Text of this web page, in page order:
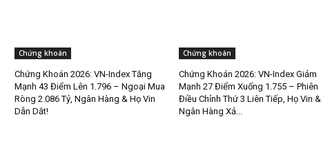
Chứng khoán
Chứng Khoán 2026: VN-Index Tăng
Mạnh 43 Điểm Lên 1.796 – Ngoại Mua
Ròng 2.086 Tỷ, Ngân Hàng & Họ Vin
Dẫn Dắt!
Chứng khoán
Chứng Khoán 2026: VN-Index Giảm
Mạnh 27 Điểm Xuống 1.755 – Phiên
Điều Chỉnh Thứ 3 Liên Tiếp, Họ Vin &
Ngân Hàng Xả...